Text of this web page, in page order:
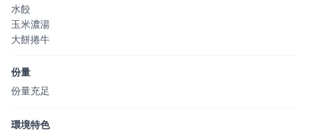
水餃
玉米濃湯
大餅捲牛
份量
份量充足
環境特色